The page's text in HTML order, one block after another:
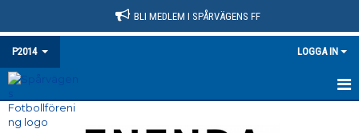
BLI MEDLEM I SPÅRVÄGENS FF
P2014 LOGGA IN
HEM